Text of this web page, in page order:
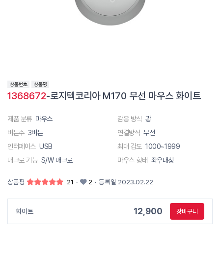
1368672-로지텍코리아 M170 무선 마우스 화이트
제품 분류 마우스 감응 방식 광
버튼수 3버튼 연결방식 무선
인터페이스 USB 최대 감도 1000~1999
매크로 기능 S/W 매크로 마우스 형태 좌우대칭
상품평 21 · 2 · 등록일 2023.02.22
화이트 12,900 장바구니